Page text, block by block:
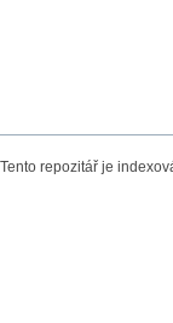
Tento repozitář je